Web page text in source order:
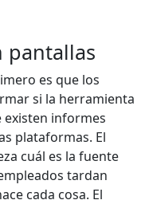
pantallas
es que los
si la herramienta
existen informes
plataformas. El
cuál es la fuente
tardan
cada cosa. El